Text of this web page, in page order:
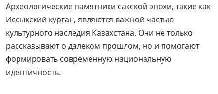
Археологические памятники сакской эпохи, такие как
Иссыкский курган, являются важной частью
культурного наследия Казахстана. Они не только
рассказывают о далеком прошлом, но и помогают
формировать современную национальную
идентичность.